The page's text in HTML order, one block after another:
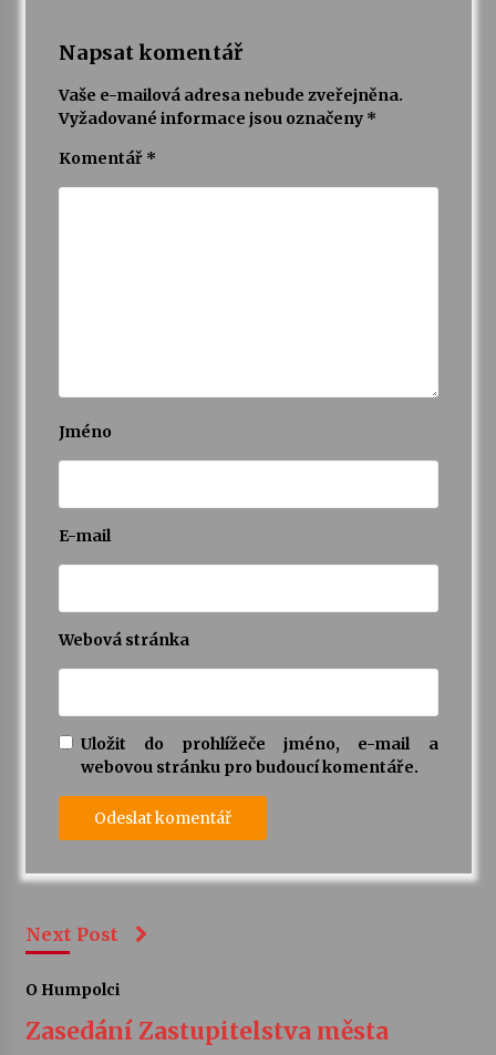
Napsat komentář
Vaše e-mailová adresa nebude zveřejněna.
Vyžadované informace jsou označeny *
Komentář *
Jméno
E-mail
Webová stránka
Uložit do prohlížeče jméno, e-mail a
webovou stránku pro budoucí komentáře.
Next Post
O Humpolci
Zasedání Zastupitelstva města